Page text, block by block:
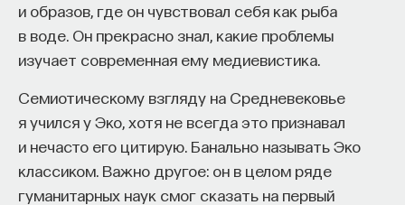
и образов, где он чувствовал себя как рыба
в воде. Он прекрасно знал, какие проблемы
изучает современная ему медиевистика.
Семиотическому взгляду на Средневековье
я учился у Эко, хотя не всегда это признавал
и нечасто его цитирую. Банально называть Эко
классиком. Важно другое: он в целом ряде
гуманитарных наук смог сказать на первый
работы в индустрии, но стремится развивать
Для уже готовых специалистов достаточно
оставить информацию о себе: образование, опыт
работы, навыки, интересы и владение
иностранными языками. Команда